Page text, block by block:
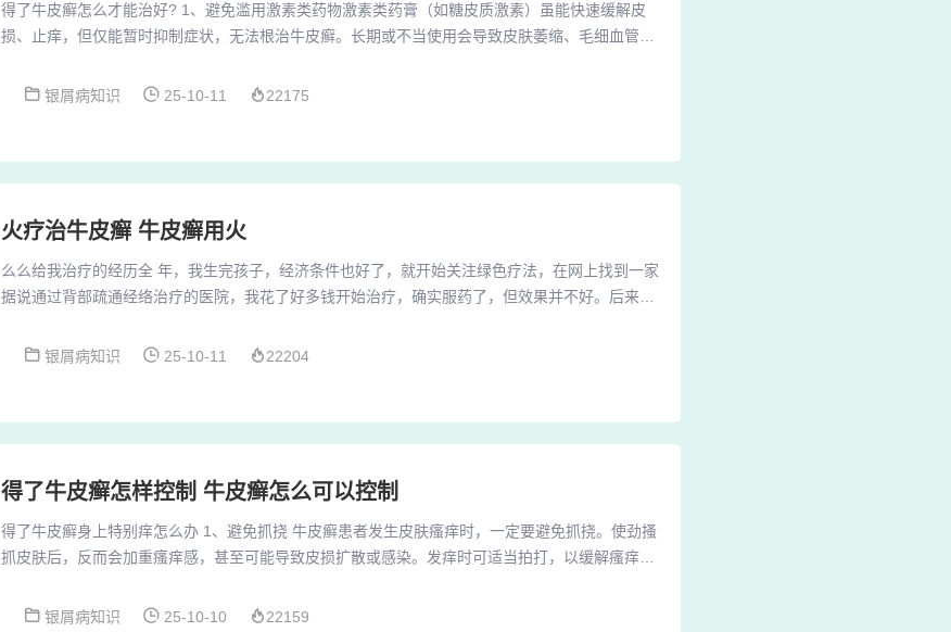
得了牛皮癣怎么才能治好? 1、避免滥用激素类药物激素类药膏（如糖皮质激素）虽能快速缓解皮
损、止痒，但仅能暂时抑制症状，无法根治牛皮癣。长期或不当使用会导致皮肤萎缩、毛细血管扩
用剂量和疗程，不可自行增减或停药。2、得了牛皮癣（寻常性银屑病），可通过以下方式科学应
银屑病知识 25-10-11 22175
火疗治牛皮癣 牛皮癣用火
么么给我治疗的经历全 年，我生完孩子，经济条件也好了，就开始关注绿色疗法，在网上找到一家
据说通过背部疏通经络治疗的医院，我花了好多钱开始治疗，确实服药了，但效果并不好。后来，
并不好。后来，我又尝试了火疗，用在头部也有效果，但复发太快。鉴于这种方法不需要内服药，
银屑病知识 25-10-11 22204
得了牛皮癣怎样控制 牛皮癣怎么可以控制
得了牛皮癣身上特别痒怎么办 1、避免抓挠 牛皮癣患者发生皮肤瘙痒时，一定要避免抓挠。使劲搔
抓皮肤后，反而会加重瘙痒感，甚至可能导致皮损扩散或感染。发痒时可适当拍打，以缓解瘙痒
持皮肤湿润：使用无刺激的保湿剂（如含尿素、神经酰胺的产品），洗澡后立即涂抹，重点护理腿
银屑病知识 25-10-10 22159